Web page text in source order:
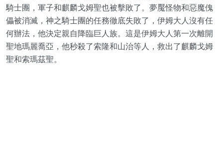
騎士團，軍子和麒麟戈姆聖也被擊敗了。夢魘怪物和惡魔傀
儡被消滅，神之騎士團的任務徹底失敗了，伊姆大人沒有任
何辦法，他決定親自降臨巨人族。這是伊姆大人第一次離開
聖地瑪麗喬亞，他秒殺了索隆和山治等人，救出了麒麟戈姆
聖和索瑪茲聖。